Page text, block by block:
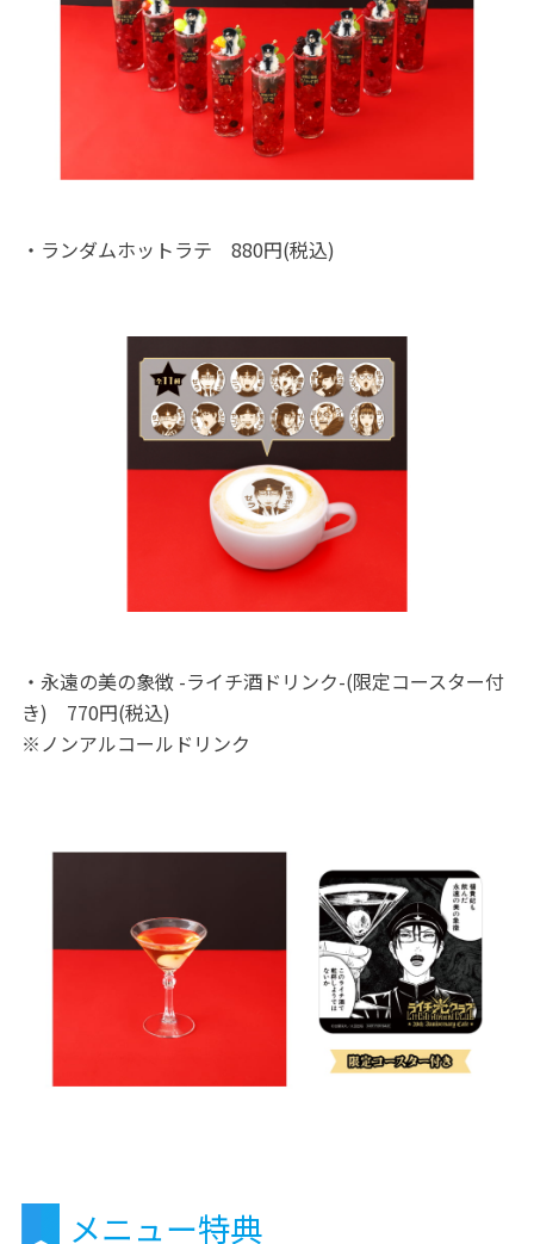
・ランダムホットラテ 880円(税込)
・永遠の美の象徴 -ライチ酒ドリンク-(限定コースター付
き) 770円(税込)
※ノンアルコールドリンク
メニュー特典